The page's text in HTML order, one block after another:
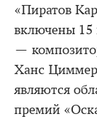
«Пиратов
включены 15
—
Ханс
являются
премий